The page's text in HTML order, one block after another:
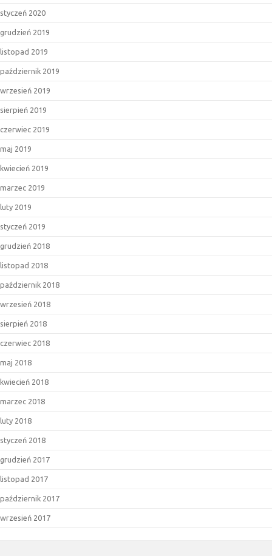
styczeń 2020
grudzień 2019
listopad 2019
październik 2019
wrzesień 2019
sierpień 2019
czerwiec 2019
maj 2019
kwiecień 2019
marzec 2019
luty 2019
styczeń 2019
grudzień 2018
listopad 2018
październik 2018
wrzesień 2018
sierpień 2018
czerwiec 2018
maj 2018
kwiecień 2018
marzec 2018
luty 2018
styczeń 2018
grudzień 2017
listopad 2017
październik 2017
wrzesień 2017